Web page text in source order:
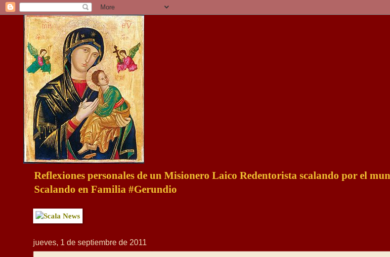
Reflexiones personales de un Misionero Laico Redentorista scalando por el
Scalando en Familia #Gerundio
jueves, 1 de septiembre de 2011